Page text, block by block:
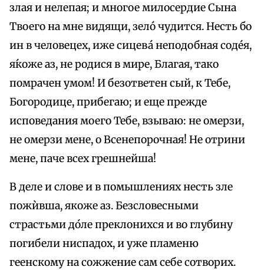
злая и нелепая; и многое милосердие Сына
Твоего на мне видящи, зело́ чудится. Несть бо
ин в человецех, иже сицева́ неподобная соде́я,
я́коже аз, не родися в мире, Благая, тако
помрачен умом! И безответен сый, к Тебе,
Богородице, прибегаю; и еще прежде
исповедания моего Тебе, взываю: не омерзи,
не омерзи мене, о Всенепорочная! Не отрини
мене, паче всех грешнейша!
В деле и слове и в помышлениях несть зле
пожѝвша, якоже аз. Безсловесными
страстьми до́ле преклонихся и во глубину
погибели ниспадох, и уже пламеню
геенскому на сожжение сам себе сотворих.